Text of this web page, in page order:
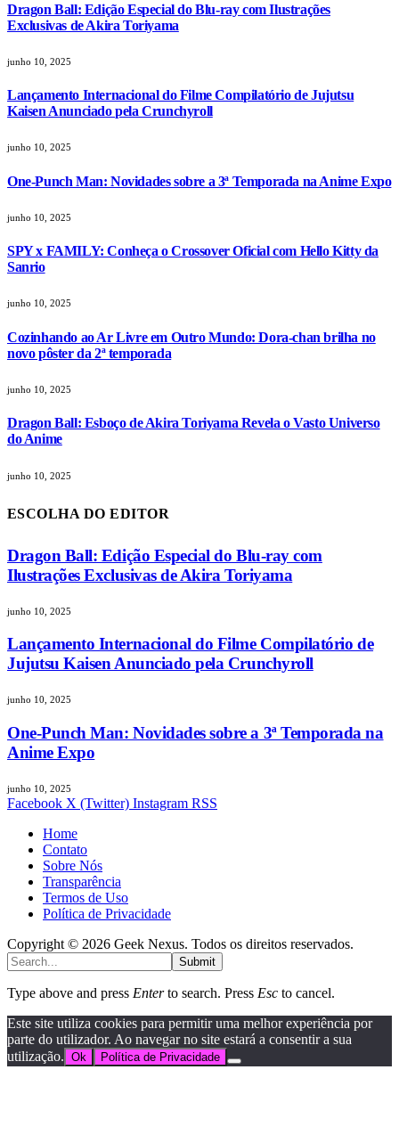
Dragon Ball: Edição Especial do Blu-ray com Ilustrações
Exclusivas de Akira Toriyama
junho 10, 2025
Lançamento Internacional do Filme Compilatório de Jujutsu
Kaisen Anunciado pela Crunchyroll
junho 10, 2025
One-Punch Man: Novidades sobre a 3ª Temporada na Anime Expo
junho 10, 2025
SPY x FAMILY: Conheça o Crossover Oficial com Hello Kitty da
Sanrio
junho 10, 2025
Cozinhando ao Ar Livre em Outro Mundo: Dora-chan brilha no
novo pôster da 2ª temporada
junho 10, 2025
Dragon Ball: Esboço de Akira Toriyama Revela o Vasto Universo
do Anime
junho 10, 2025
ESCOLHA DO EDITOR
Dragon Ball: Edição Especial do Blu-ray com
Ilustrações Exclusivas de Akira Toriyama
junho 10, 2025
Lançamento Internacional do Filme Compilatório de
Jujutsu Kaisen Anunciado pela Crunchyroll
junho 10, 2025
One-Punch Man: Novidades sobre a 3ª Temporada na
Anime Expo
junho 10, 2025
Facebook X (Twitter) Instagram RSS
Home
Contato
Sobre Nós
Transparência
Termos de Uso
Política de Privacidade
Copyright © 2026 Geek Nexus. Todos os direitos reservados.
Submit
Type above and press Enterto search. Press Esc to cancel.
Este site utiliza cookies para permitir uma melhor experiência por
parte do utilizador. Ao navegar no site estará a consentir a sua
utilização. Ok Política de Privacidade